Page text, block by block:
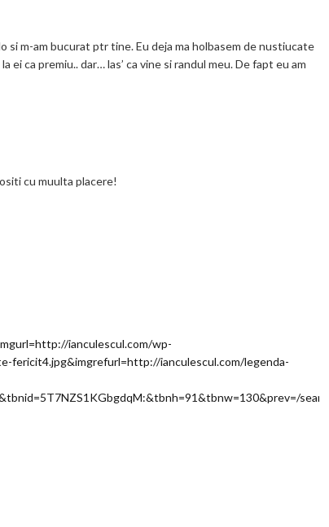
si m-am bucurat ptr tine. Eu deja ma holbasem de nustiucate
ei ca premiu.. dar… las’ ca vine si randul meu. De fapt eu am
cu muulta placere!
ianculescul.com/wp-
fericit4.jpg&imgrefurl=http://ianculescul.com/legenda-